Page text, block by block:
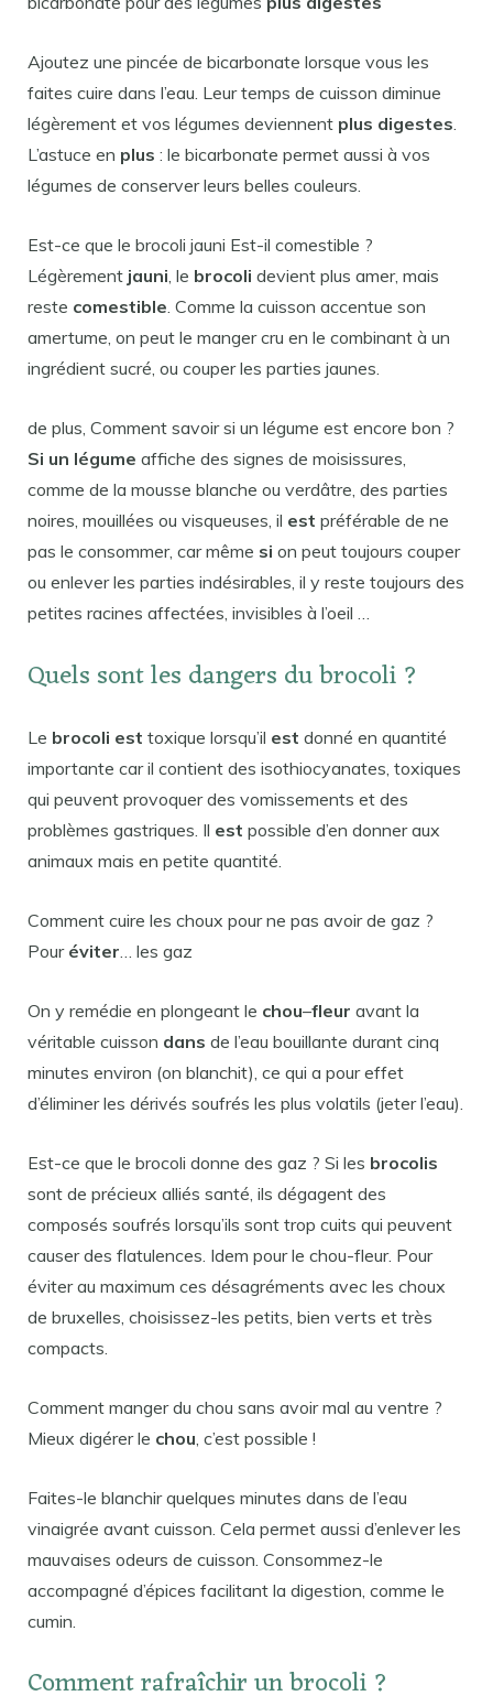
Ajoutez une pincée de bicarbonate lorsque vous les
faites cuire dans l’eau. Leur temps de cuisson diminue
légèrement et vos légumes deviennent plus digestes.
L’astuce en plus : le bicarbonate permet aussi à vos
légumes de conserver leurs belles couleurs.
Est-ce que le brocoli jauni Est-il comestible ?
Légèrement jauni, le brocoli devient plus amer, mais
reste comestible. Comme la cuisson accentue son
amertume, on peut le manger cru en le combinant à un
ingrédient sucré, ou couper les parties jaunes.
de plus, Comment savoir si un légume est encore bon ?
Si un légume affiche des signes de moisissures,
comme de la mousse blanche ou verdâtre, des parties
noires, mouillées ou visqueuses, il est préférable de ne
pas le consommer, car même si on peut toujours couper
ou enlever les parties indésirables, il y reste toujours des
petites racines affectées, invisibles à l’oeil …
Quels sont les dangers du brocoli ?
Le brocoli est toxique lorsqu’il est donné en quantité
importante car il contient des isothiocyanates, toxiques
qui peuvent provoquer des vomissements et des
problèmes gastriques. Il est possible d’en donner aux
animaux mais en petite quantité.
Comment cuire les choux pour ne pas avoir de gaz ?
Pour éviter … les gaz
On y remédie en plongeant le chou–fleur avant la
véritable cuisson dans de l’eau bouillante durant cinq
minutes environ (on blanchit), ce qui a pour effet
d’éliminer les dérivés soufrés les plus volatils (jeter l’eau).
Est-ce que le brocoli donne des gaz ? Si les brocolis
sont de précieux alliés santé, ils dégagent des
composés soufrés lorsqu’ils sont trop cuits qui peuvent
causer des flatulences. Idem pour le chou-fleur. Pour
éviter au maximum ces désagréments avec les choux
de bruxelles, choisissez-les petits, bien verts et très
compacts.
Comment manger du chou sans avoir mal au ventre ?
Mieux digérer le chou , c’est possible !
Faites-le blanchir quelques minutes dans de l’eau
vinaigrée avant cuisson. Cela permet aussi d’enlever les
mauvaises odeurs de cuisson. Consommez-le
accompagné d’épices facilitant la digestion, comme le
cumin.
Comment rafraîchir un brocoli ?